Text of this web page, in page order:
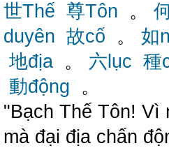
世Thế 尊Tôn 。
duyên 故cố 。 如
地địa 。 六lục 種
動động 。
"Bạch Thế Tôn! Vì
mà đại địa chấn